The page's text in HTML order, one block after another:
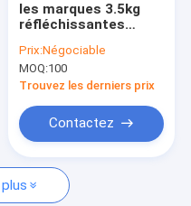
les marques 3.5kg
réfléchissantes
directionnel pour la
sécurité routière
Prix:Négociable
MOQ:100
Trouvez les derniers prix
Contactez